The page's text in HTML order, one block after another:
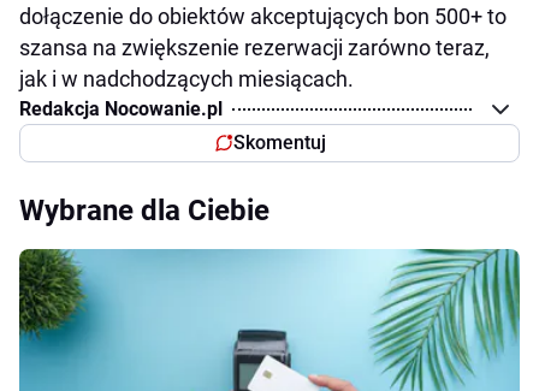
dołączenie do obiektów akceptujących bon 500+ to
szansa na zwiększenie rezerwacji zarówno teraz,
jak i w nadchodzących miesiącach.
Redakcja Nocowanie.pl
Skomentuj
Wybrane dla Ciebie